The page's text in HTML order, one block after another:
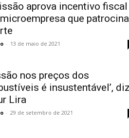
aprova incentivo fiscal
que
- 13 de maio de 2021
nos preços dos
é insustentável’, diz
Lira
- 29 de setembro de 2021